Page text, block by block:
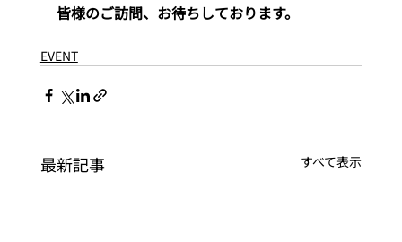
皆様のご訪問、お待ちしております。
EVENT
最新記事 すべて表示